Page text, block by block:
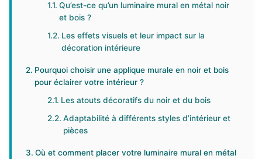
Qu’est-ce qu’un luminaire mural en métal noir
et bois ?
Les effets visuels et leur impact sur la
décoration intérieure
Pourquoi choisir une applique murale en noir et bois
pour éclairer votre intérieur ?
Les atouts décoratifs du noir et du bois
Adaptabilité à différents styles d’intérieur et
pièces
Où et comment placer votre luminaire mural en métal